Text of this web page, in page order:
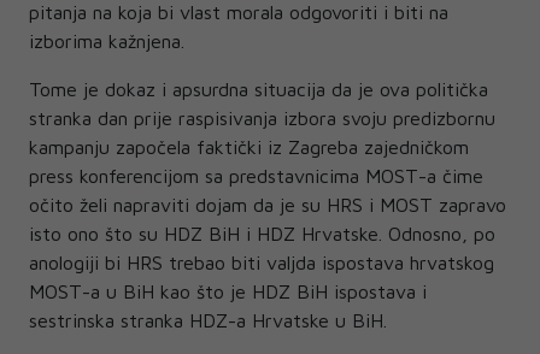
pitanja na koja bi vlast morala odgovoriti i biti na
izborima kažnjena.
Tome je dokaz i apsurdna situacija da je ova politička
stranka dan prije raspisivanja izbora svoju predizbornu
kampanju započela faktički iz Zagreba zajedničkom
press konferencijom sa predstavnicima MOST-a čime
očito želi napraviti dojam da je su HRS i MOST zapravo
isto ono što su HDZ BiH i HDZ Hrvatske. Odnosno, po
anologiji bi HRS trebao biti valjda ispostava hrvatskog
MOST-a u BiH kao što je HDZ BiH ispostava i
sestrinska stranka HDZ-a Hrvatske u BiH.